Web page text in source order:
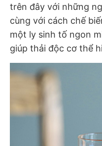
trên đây với những
cùng với cách chế
một ly sinh tố ngon
giúp thải độc cơ thể